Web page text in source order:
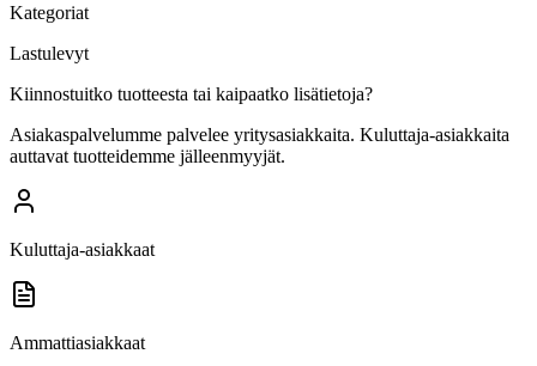
Kategoriat
Lastulevyt
Kiinnostuitko tuotteesta tai kaipaatko lisätietoja?
Asiakaspalvelumme palvelee yritysasiakkaita. Kuluttaja-asiakkaita
auttavat tuotteidemme jälleenmyyjät.
Kuluttaja-asiakkaat
Ammattiasiakkaat